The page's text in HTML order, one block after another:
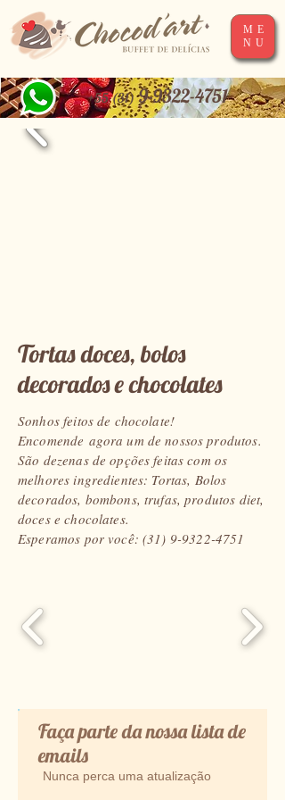
+55 (31) 9-9322-4751
ME
NU
Tortas doces, bolos
decorados e chocolates
Sonhos feitos de chocolate!
Encomende agora um de nossos produtos.
São dezenas de opções feitas com os
melhores ingredientes: Tortas, Bolos
decorados, bombons, trufas, produtos diet,
doces e chocolates.
Esperamos por você: (31) 9-9322-4751
Faça parte da nossa lista de
emails
Nunca perca uma atualização